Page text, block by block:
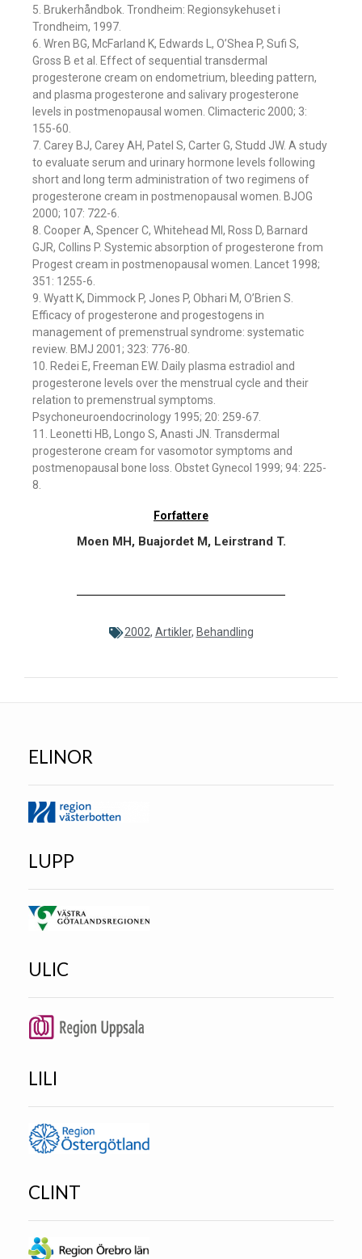
5. Brukerhåndbok. Trondheim: Regionsykehuset i
Trondheim, 1997.
6. Wren BG, McFarland K, Edwards L, O’Shea P, Sufi S,
Gross B et al. Effect of sequential transdermal
progesterone cream on endometrium, bleeding pattern,
and plasma progesterone and salivary progesterone
levels in postmenopausal women. Climacteric 2000; 3:
155-60.
7. Carey BJ, Carey AH, Patel S, Carter G, Studd JW. A study
to evaluate serum and urinary hormone levels following
short and long term administration of two regimens of
progesterone cream in postmenopausal women. BJOG
2000; 107: 722-6.
8. Cooper A, Spencer C, Whitehead MI, Ross D, Barnard
GJR, Collins P. Systemic absorption of progesterone from
Progest cream in postmenopausal women. Lancet 1998;
351: 1255-6.
9. Wyatt K, Dimmock P, Jones P, Obhari M, O’Brien S.
Efficacy of progesterone and progestogens in
management of premenstrual syndrome: systematic
review. BMJ 2001; 323: 776-80.
10. Redei E, Freeman EW. Daily plasma estradiol and
progesterone levels over the menstrual cycle and their
relation to premenstrual symptoms.
Psychoneuroendocrinology 1995; 20: 259-67.
11. Leonetti HB, Longo S, Anasti JN. Transdermal
progesterone cream for vasomotor symptoms and
postmenopausal bone loss. Obstet Gynecol 1999; 94: 225-
8.
Forfattere
Moen MH, Buajordet M, Leirstrand T.
2002, Artikler, Behandling
ELINOR
LUPP
ULIC
LILI
CLINT